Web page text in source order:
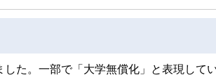
た。一部で「大学無償化」と表現して